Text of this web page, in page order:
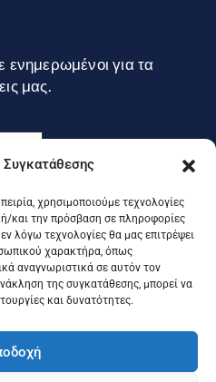
Συγκατάθεσης
χρησιμοποιούμε τεχνολογίες
και την πρόσβαση σε πληροφορίες
λόγω τεχνολογίες θα μας επιτρέψει
χαρακτήρα, όπως
αναγνωριστικά σε αυτόν τον
της συγκατάθεσης, μπορεί να
και δυνατότητες.
ενημερωμένοι για τα
μας.